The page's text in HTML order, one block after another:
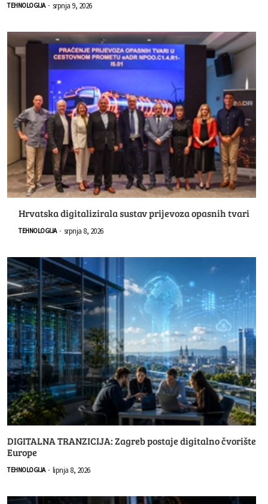
TEHNOLOGIJA - srpnja 9, 2026
Hrvatska digitalizirala sustav prijevoza opasnih tvari
TEHNOLOGIJA - srpnja 8, 2026
DIGITALNA TRANZICIJA: Zagreb postaje digitalno čvorište
Europe
TEHNOLOGIJA - lipnja 8, 2026